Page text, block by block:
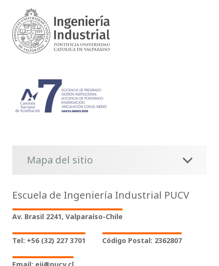
Mapa del sitio
Escuela de Ingeniería Industrial PUCV
Av. Brasil 2241, Valparaíso-Chile
Tel: +56 (32) 227 3701 Código Postal: 2362807
Email: eii@pucv.cl